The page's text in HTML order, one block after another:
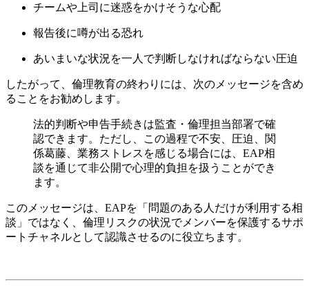
チームや上司に迷惑をかけそうな心配
報告後に噂が出る恐れ
あいまいな状況を一人で判断しなければならない圧迫
したがって、倫理教育の終わりには、次のメッセージを含め
ることをお勧めします。
法的判断や申告手続きは監査・倫理担当部署で確
認できます。ただし、この過程で不安、圧迫、関
係葛藤、業務ストレスを感じる場合には、EAP相
談を通じて非公開で心理的負担を扱うことができ
ます。
このメッセージは、EAPを「問題のある人だけが利用する相
談」ではなく、倫理リスクの状況でメンバーを保護するサポ
ートチャネルとして認識させるのに役立ちます。